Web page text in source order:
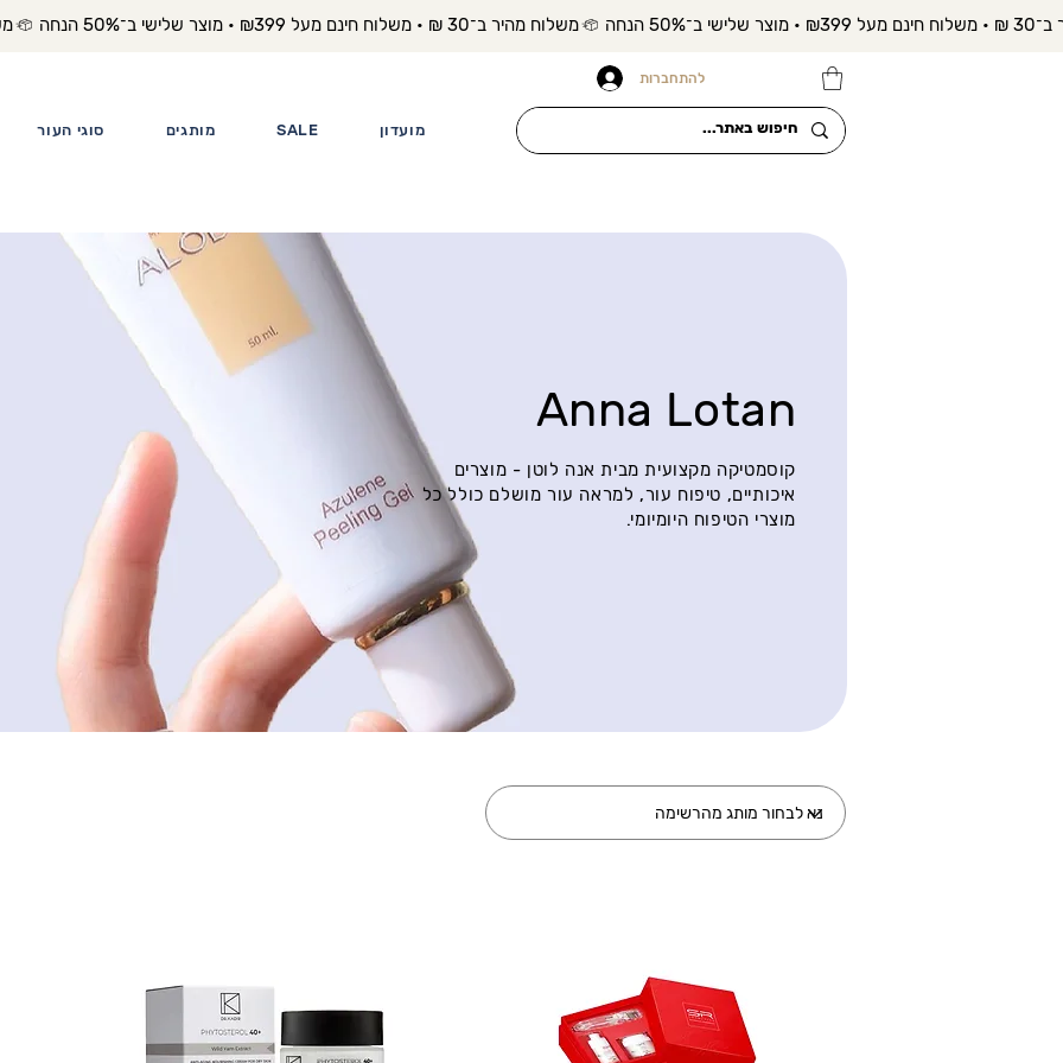
משלוח
סוגי העור מותגים SALE מועדון
להתחברות
Anna Lotan
קוסמטיקה מקצועית מבית אנה לוטן - מוצרים
איכותיים, טיפוח עור, למראה עור מושלם כולל כל
מוצרי הטיפוח היומיומי.